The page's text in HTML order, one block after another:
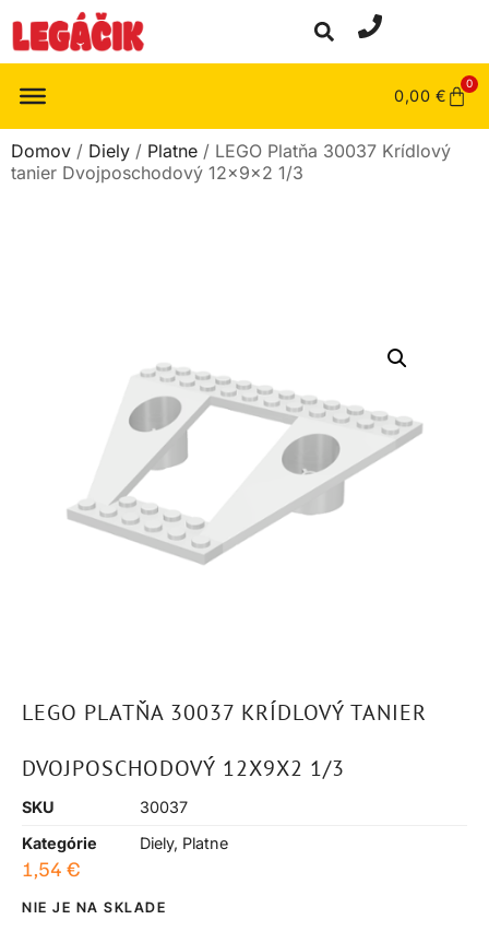
0,00 €
0
Domov / Diely / Platne / LEGO Platňa 30037 Krídlový
tanier Dvojposchodový 12x9x2 1/3
LEGO PLATŇA 30037 KRÍDLOVÝ TANIER
DVOJPOSCHODOVÝ 12X9X2 1/3
SKU
30037
Kategórie
Diely, Platne
1,54 €
NIE JE NA SKLADE